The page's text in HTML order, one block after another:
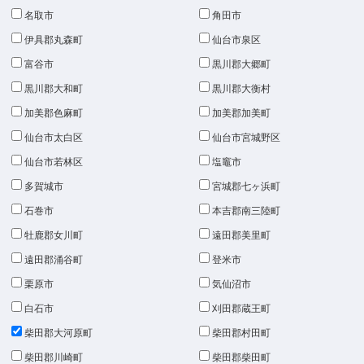
名取市 角田市
伊具郡丸森町 仙台市泉区
富谷市 黒川郡大郷町
黒川郡大和町 黒川郡大衡村
加美郡色麻町 加美郡加美町
仙台市太白区 仙台市宮城野区
仙台市若林区 塩竈市
多賀城市 宮城郡七ヶ浜町
石巻市 本吉郡南三陸町
牡鹿郡女川町 遠田郡美里町
遠田郡涌谷町 登米市
栗原市 気仙沼市
白石市 刈田郡蔵王町
柴田郡大河原町 柴田郡村田町
柴田郡川崎町 柴田郡柴田町